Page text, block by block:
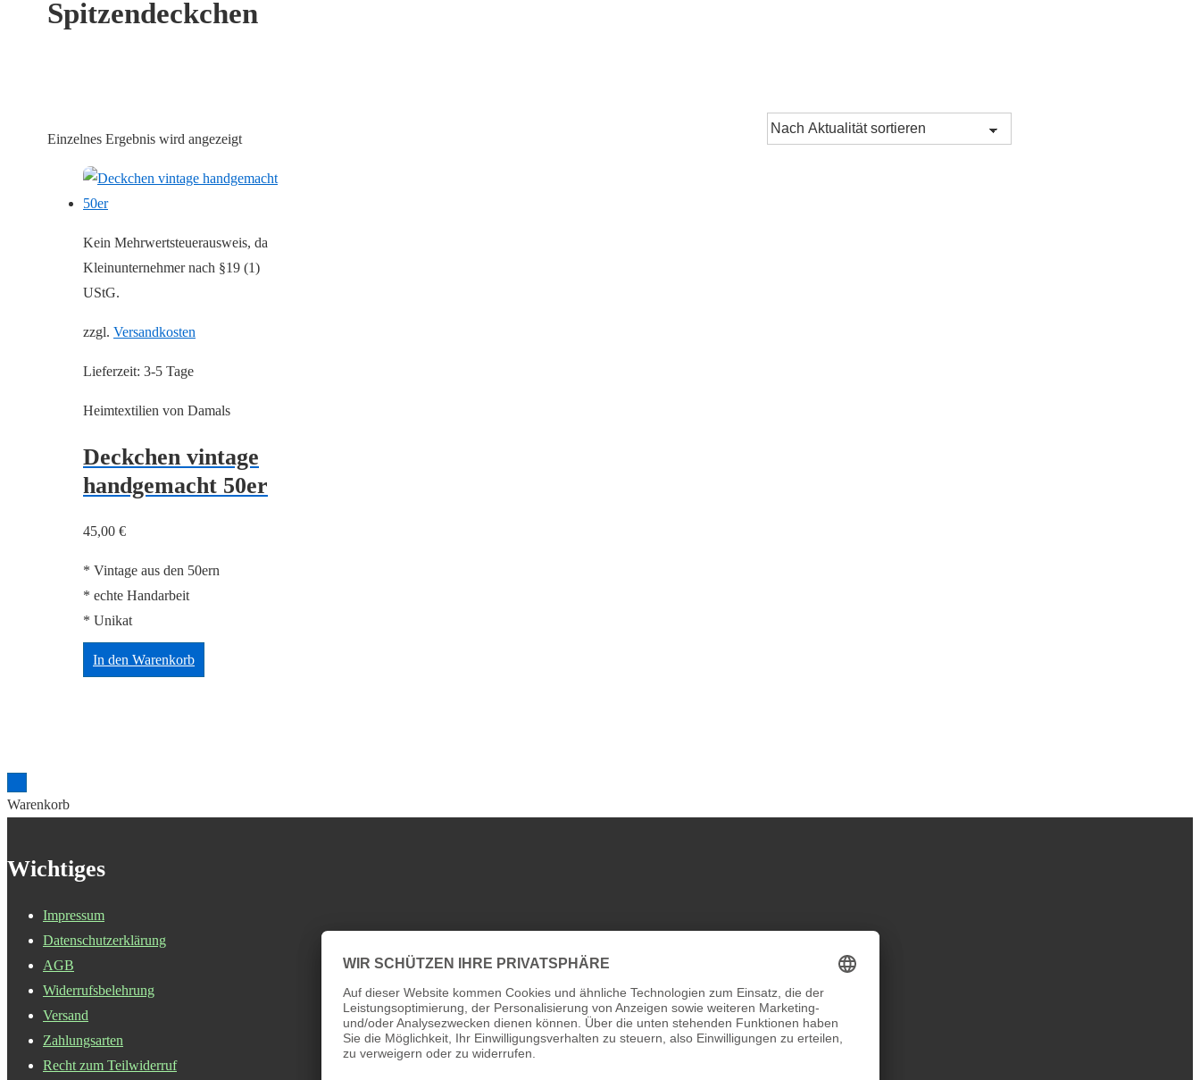
Spitzendeckchen
Einzelnes Ergebnis wird angezeigt
Kein Mehrwertsteuerausweis, da
Kleinunternehmer nach §19 (1)
UStG.
zzgl. Versandkosten
Lieferzeit: 3-5 Tage
Heimtextilien von Damals
Deckchen vintage
handgemacht 50er
45,00 €
* Vintage aus den 50ern
* echte Handarbeit
* Unikat
In den Warenkorb
Warenkorb
Wichtiges
Impressum
Datenschutzerklärung
AGB
Widerrufsbelehrung
Versand
Zahlungsarten
Recht zum Teilwiderruf